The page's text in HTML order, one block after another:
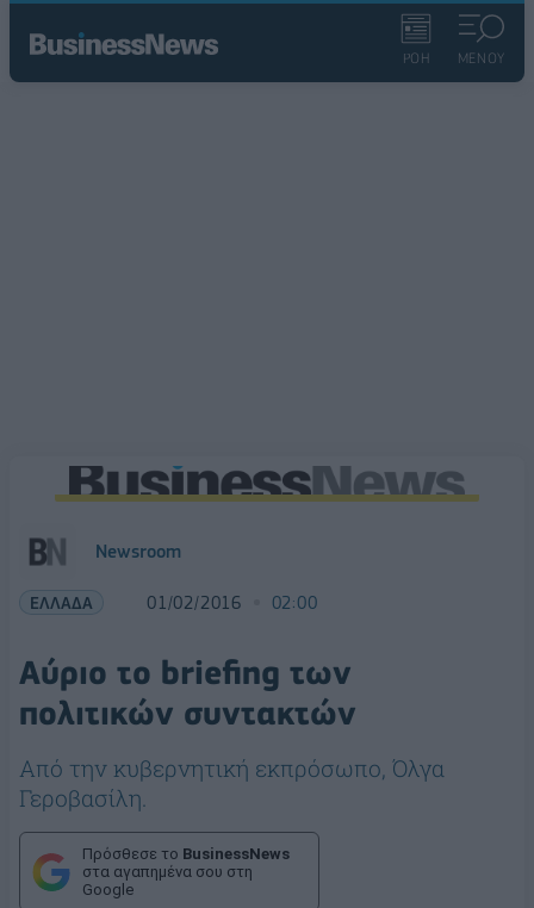
ΡΟΗ ΜΕΝΟΥ
Newsroom
ΕΛΛΑΔΑ 01/02/2016 02:00
Αύριο το briefing των
πολιτικών συντακτών
Από την κυβερνητική εκπρόσωπο, Όλγα
Γεροβασίλη.
Πρόσθεσε το BusinessNews
στα αγαπημένα σου στη
Google